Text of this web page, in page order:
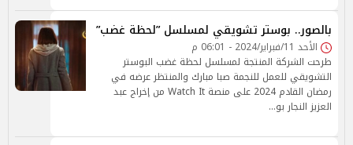
بالصور.. بوستر تشويقي لمسلسل ”لحظة غضب”
الأحد 11/فبراير/2024 - 06:01 م
طرحت الشركة المنتجة لمسلسل لحظة غضب البوستر
التشويقي للعمل للنجمة صبا مبارك والمنتظر عرضه في
رمضان القادم 2024 على منصة Watch It من إخراج عبد
العزيز النجار بو…